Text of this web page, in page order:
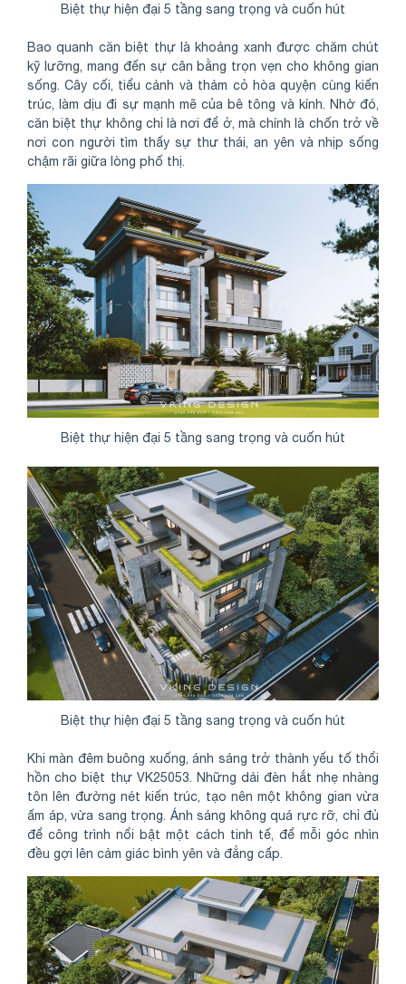
Biệt thự hiện đại 5 tầng sang trọng và cuốn hút
Bao quanh căn biệt thự là khoảng xanh được chăm chút
kỹ lưỡng, mang đến sự cân bằng trọn vẹn cho không gian
sống. Cây cối, tiểu cảnh và thảm cỏ hòa quyện cùng kiến
trúc, làm dịu đi sự mạnh mẽ của bê tông và kính. Nhờ đó,
căn biệt thự không chỉ là nơi để ở, mà chính là chốn trở về
nơi con người tìm thấy sự thư thái, an yên và nhịp sống
chậm rãi giữa lòng phố thị.
Biệt thự hiện đại 5 tầng sang trọng và cuốn hút
Biệt thự hiện đại 5 tầng sang trọng và cuốn hút
Khi màn đêm buông xuống, ánh sáng trở thành yếu tố thổi
hồn cho biệt thự VK25053. Những dải đèn hắt nhẹ nhàng
tôn lên đường nét kiến trúc, tạo nên một không gian vừa
ấm áp, vừa sang trọng. Ánh sáng không quá rực rỡ, chỉ đủ
để công trình nổi bật một cách tinh tế, để mỗi góc nhìn
đều gợi lên cảm giác bình yên và đẳng cấp.